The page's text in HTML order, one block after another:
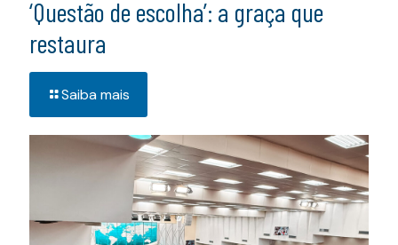
‘Questão de escolha’: a graça que
restaura
Saiba mais